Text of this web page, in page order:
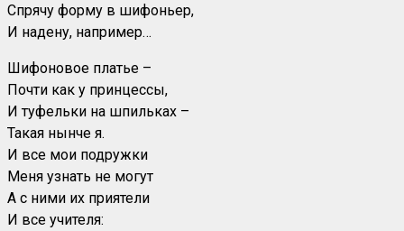
Спрячу форму в шифоньер,
И надену, например…
Шифоновое платье –
Почти как у принцессы,
И туфельки на шпильках –
Такая нынче я.
И все мои подружки
Меня узнать не могут
А с ними их приятели
И все учителя: